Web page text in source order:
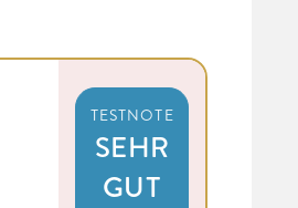
TESTNOTE
SEHR
GUT